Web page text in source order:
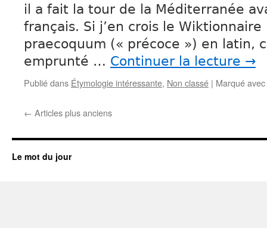
il a fait la tour de la Méditerranée
français. Si j’en crois le
praecoquum (« précoce ») en latin,
emprunté … Continuer la lecture →
Publié dans Étymologie intéressante, Non classé | Marqué avec
← Articles plus anciens
Le mot du jour